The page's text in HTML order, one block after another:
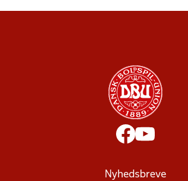
Nyhedsbreve